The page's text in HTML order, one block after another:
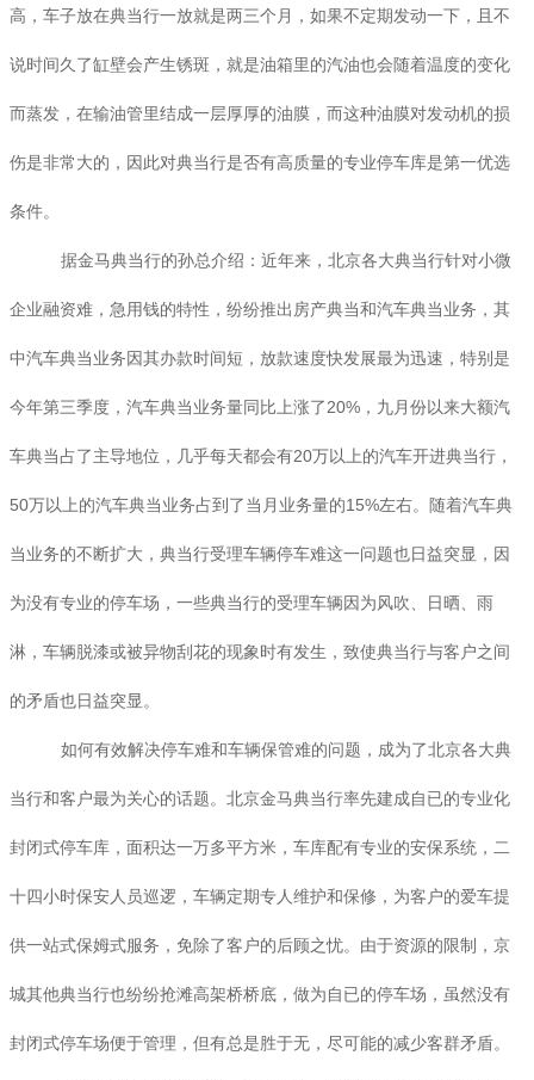
高，车子放在典当行一放就是两三个月，如果不定期发动一下，且不
说时间久了缸壁会产生锈斑，就是油箱里的汽油也会随着温度的变化
而蒸发，在输油管里结成一层厚厚的油膜，而这种油膜对发动机的损
伤是非常大的，因此对典当行是否有高质量的专业停车库是第一优选
条件。
据金马典当行的孙总介绍：近年来，北京各大典当行针对小微
企业融资难，急用钱的特性，纷纷推出房产典当和汽车典当业务，其
中汽车典当业务因其办款时间短，放款速度快发展最为迅速，特别是
今年第三季度，汽车典当业务量同比上涨了20%，九月份以来大额汽
车典当占了主导地位，几乎每天都会有20万以上的汽车开进典当行，
50万以上的汽车典当业务占到了当月业务量的15%左右。随着汽车典
当业务的不断扩大，典当行受理车辆停车难这一问题也日益突显，因
为没有专业的停车场，一些典当行的受理车辆因为风吹、日晒、雨
淋，车辆脱漆或被异物刮花的现象时有发生，致使典当行与客户之间
的矛盾也日益突显。
如何有效解决停车难和车辆保管难的问题，成为了北京各大典
当行和客户最为关心的话题。北京金马典当行率先建成自已的专业化
封闭式停车库，面积达一万多平方米，车库配有专业的安保系统，二
十四小时保安人员巡逻，车辆定期专人维护和保修，为客户的爱车提
供一站式保姆式服务，免除了客户的后顾之忧。由于资源的限制，京
城其他典当行也纷纷抢滩高架桥桥底，做为自已的停车场，虽然没有
封闭式停车场便于管理，但有总是胜于无，尽可能的减少客群矛盾。